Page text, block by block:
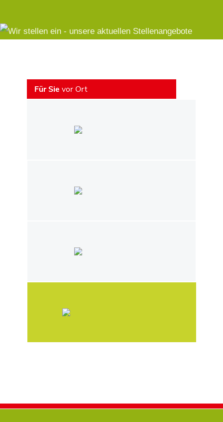
Für Sie vor Ort